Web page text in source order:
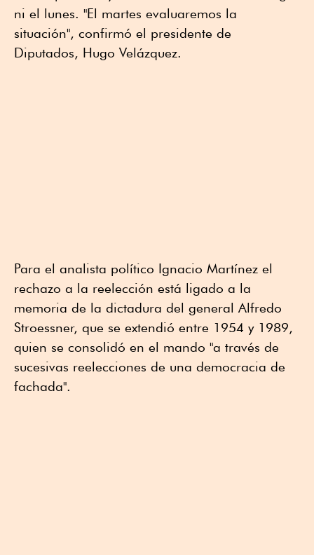
ni el lunes. "El martes evaluaremos la
situación", confirmó el presidente de
Diputados, Hugo Velázquez.
Para el analista político Ignacio Martínez el
rechazo a la reelección está ligado a la
memoria de la dictadura del general Alfredo
Stroessner, que se extendió entre 1954 y 1989,
quien se consolidó en el mando "a través de
sucesivas reelecciones de una democracia de
fachada".